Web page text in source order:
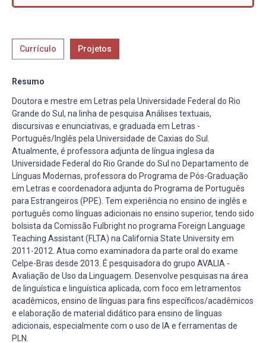
Currículo Projetos
Resumo
Doutora e mestre em Letras pela Universidade Federal do Rio
Grande do Sul, na linha de pesquisa Análises textuais,
discursivas e enunciativas, e graduada em Letras -
Português/Inglês pela Universidade de Caxias do Sul.
Atualmente, é professora adjunta de língua inglesa da
Universidade Federal do Rio Grande do Sul no Departamento de
Línguas Modernas, professora do Programa de Pós-Graduação
em Letras e coordenadora adjunta do Programa de Português
para Estrangeiros (PPE). Tem experiência no ensino de inglês e
português como línguas adicionais no ensino superior, tendo sido
bolsista da Comissão Fulbright no programa Foreign Language
Teaching Assistant (FLTA) na California State University em
2011-2012. Atua como examinadora da parte oral do exame
Celpe-Bras desde 2013. É pesquisadora do grupo AVALIA -
Avaliação de Uso da Linguagem. Desenvolve pesquisas na área
de linguística e linguística aplicada, com foco em letramentos
acadêmicos, ensino de línguas para fins específicos/acadêmicos
e elaboração de material didático para ensino de línguas
adicionais, especialmente com o uso de IA e ferramentas de
PLN.